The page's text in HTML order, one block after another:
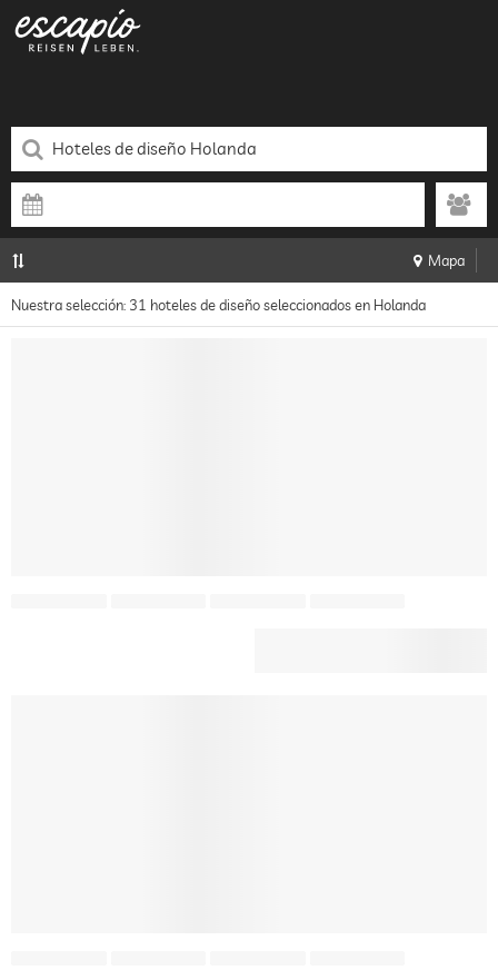
Mapa
Nuestra selección: 31 hoteles de diseño seleccionados en Holanda